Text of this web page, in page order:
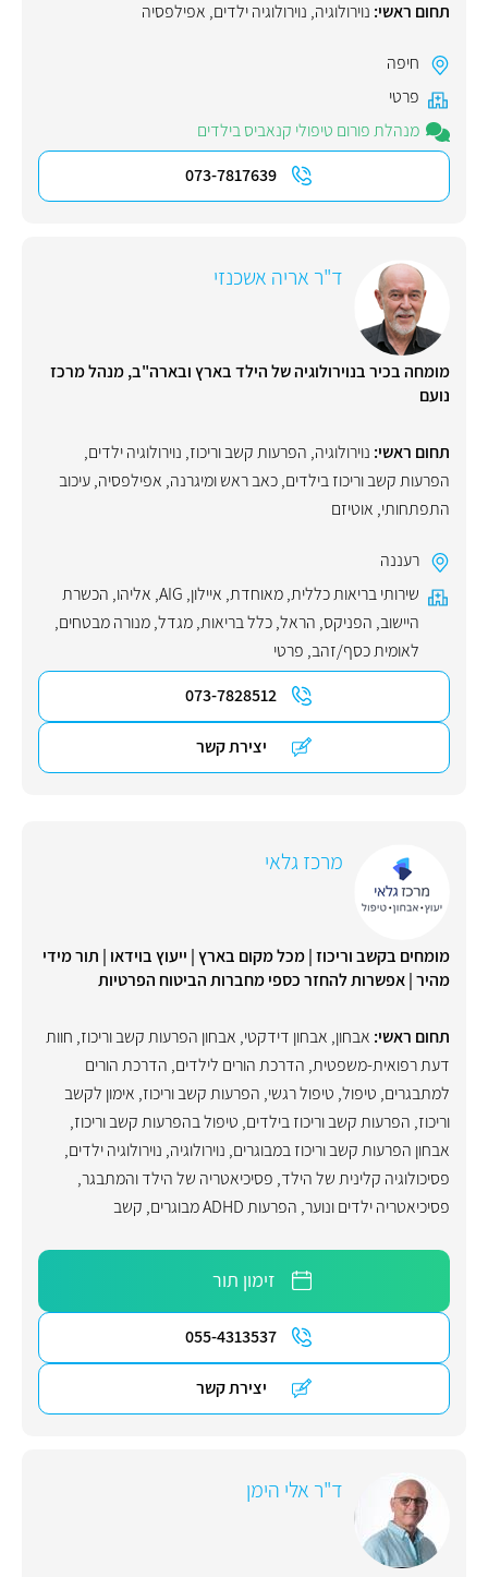
תחום ראשי: נוירולוגיה, נוירולוגיה ילדים, אפילפסיה
חיפה
פרטי
מנהלת פורום טיפולי קנאביס בילדים
073-7817639
ד"ר אריה אשכנזי
מומחה בכיר בנוירולוגיה של הילד בארץ ובארה"ב, מנהל מרכז
נועם
תחום ראשי: נוירולוגיה, הפרעות קשב וריכוז, נוירולוגיה ילדים,
הפרעות קשב וריכוז בילדים,כאב ראש ומיגרנה, אפילפסיה,עיכוב
התפתחותי, אוטיזם
רעננה
שירותי בריאות כללית,מאוחדת, איילון,
AIG
, אליהו, הכשרת
היישוב, הפניקס, הראל,כלל בריאות,מגדל,מנורה מבטחים,
לאומית כסף/זהב, פרטי
073-7828512
יצירת קשר
מרכז גלאי
מומחים בקשב וריכוז | מכל מקום בארץ | ייעוץ בוידאו | תור מידי
מהיר | אפשרות להחזר כספי מחברות הביטוח הפרטיות
תחום ראשי: אבחון, אבחון דידקטי, אבחון הפרעות קשב וריכוז, חוות
דעת רפואית-משפטית, הדרכת הורים לילדים, הדרכת הורים
למתבגרים, טיפול, טיפול רגשי, הפרעות קשב וריכוז, אימון לקשב
וריכוז, הפרעות קשב וריכוז בילדים, טיפול בהפרעות קשב וריכוז,
אבחון הפרעות קשב וריכוז במבוגרים, נוירולוגיה, נוירולוגיה ילדים,
פסיכולוגיה קלינית של הילד, פסיכיאטריה של הילד והמתבגר,
פסיכיאטריה ילדים ונוער, הפרעות ADHD מבוגרים , קשב
זימון תור
055-4313537
יצירת קשר
ד"ר אלי הימן